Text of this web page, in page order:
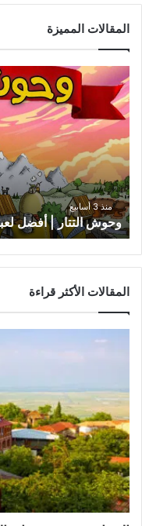
المقالات المميزة
وحوش
التتار
|
أفضل
لعبة
حرب
التتار
الكلاسيكية
العربية
منذ 3 أسابيع
وحوش التتار | أفضل
المقالات الأكثر قراءة